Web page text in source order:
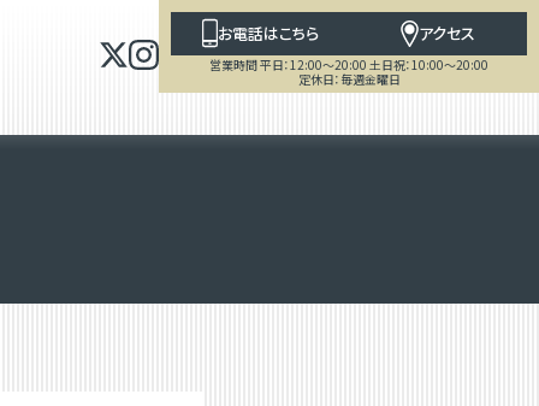
お電話はこちら アクセス
営業時間 平日：12:00～20:00 土日祝：10:00～20:00
定休日：毎週金曜日